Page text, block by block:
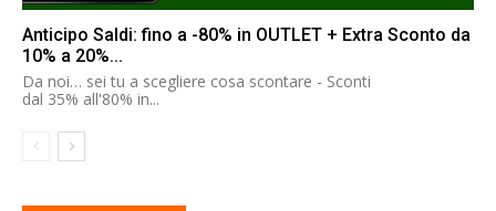
Anticipo Saldi: fino a -80% in OUTLET + Extra Sconto da
10% a 20%...
Da noi… sei tu a scegliere cosa scontare - Sconti
dal 35% all'80% in...